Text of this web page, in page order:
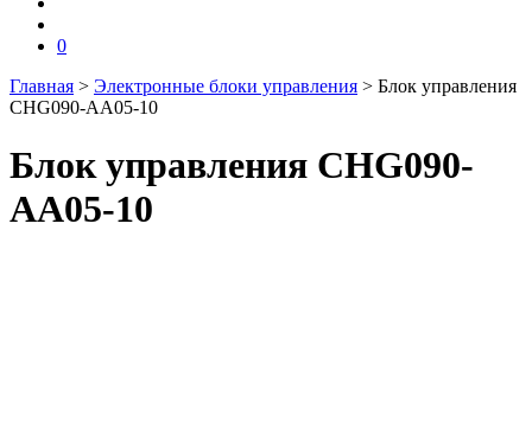
0
Главная > Электронные блоки управления > Блок управления
CHG090-AA05-10
Блок управления CHG090-
AA05-10